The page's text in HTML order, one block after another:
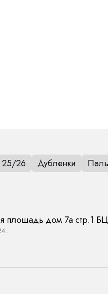
25/26 Дубленки
площадь дом 7а стр.1